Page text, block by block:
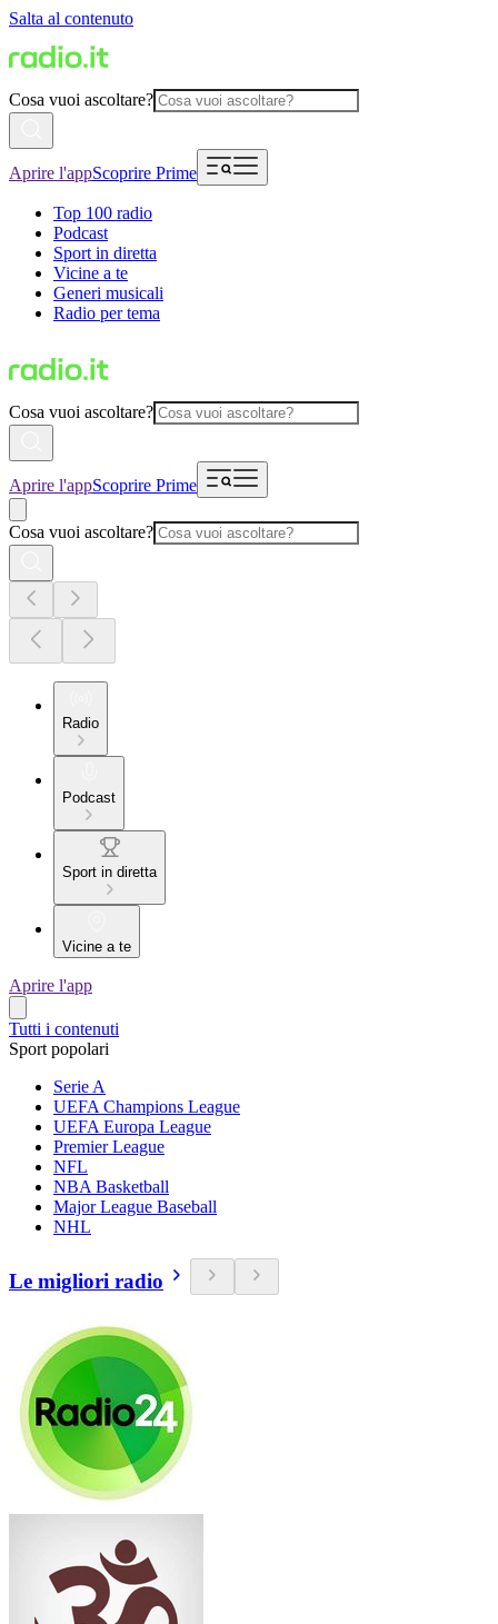
Salta al contenuto
Cosa vuoi ascoltare?
Aprire l'appScoprire Prime
Top 100 radio
Podcast
Sport in diretta
Vicine a te
Generi musicali
Radio per tema
Cosa vuoi ascoltare?
Aprire l'appScoprire Prime
Cosa vuoi ascoltare?
Radio
Podcast
Sport in diretta
Vicine a te
Aprire l'app
Tutti i contenuti
Sport popolari
Serie A
UEFA Champions League
UEFA Europa League
Premier League
NFL
NBA Basketball
Major League Baseball
NHL
Le migliori radio